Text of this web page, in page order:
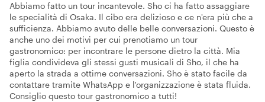
Abbiamo fatto un tour incantevole. Sho ci ha fatto assaggiare
le specialità di Osaka. Il cibo era delizioso e ce n'era più che a
sufficienza. Abbiamo avuto delle belle conversazioni. Questo è
anche uno dei motivi per cui prenotiamo un tour
gastronomico: per incontrare le persone dietro la città. Mia
figlia condivideva gli stessi gusti musicali di Sho, il che ha
aperto la strada a ottime conversazioni. Sho è stato facile da
contattare tramite WhatsApp e l'organizzazione è stata fluida.
Consiglio questo tour gastronomico a tutti!